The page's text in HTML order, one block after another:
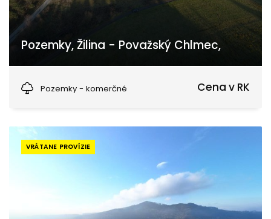
Pozemky, Žilina - Považský Chlmec,
Pozemky - komerčné
Cena v RK
VRÁTANE PROVÍZIE